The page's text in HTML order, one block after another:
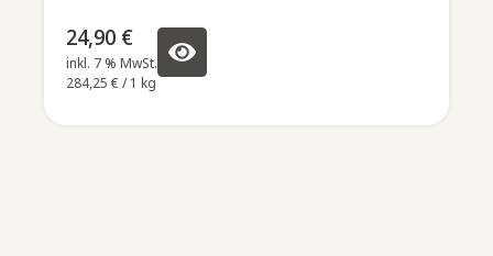
24,90 €
inkl. 7 % MwSt.
284,25€ / 1 kg